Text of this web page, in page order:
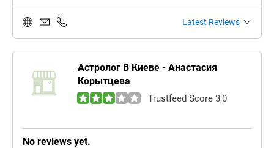
Latest Reviews
Астролог В Киеве - Анастасия
Корытцева
Trustfeed Score 3,0
No reviews yet.